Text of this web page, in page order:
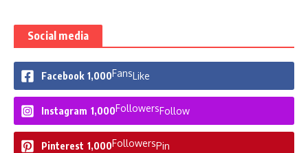
Social media
Facebook 1,000FansLike
Instagram 1,000FollowersFollow
Pinterest 1,000FollowersPin